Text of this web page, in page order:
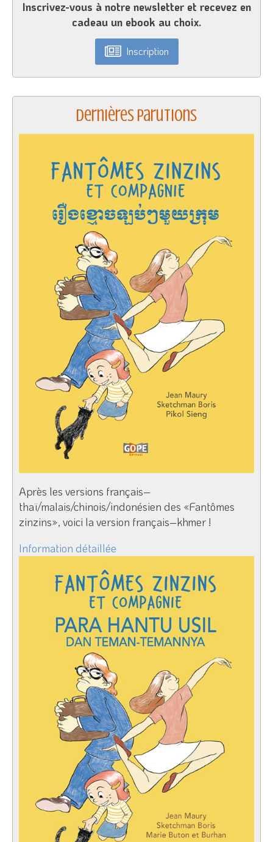
Inscrivez-vous à notre newsletter et recevez en
cadeau un ebook au choix.
Inscription
Dernières parutions
Après les versions français–
thaï/malais/chinois/indonésien des «Fantômes
zinzins», voici la version français–khmer !
Information détaillée